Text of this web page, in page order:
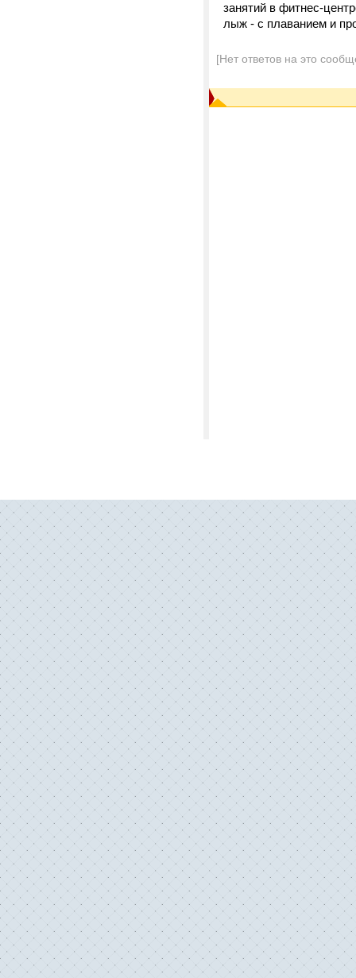
занятий в фитнес-
лыж - с плаванием и
[Нет ответов на это